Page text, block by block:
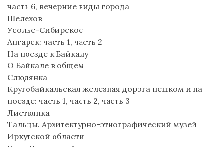
часть 6, вечерние виды города
Шелехов
Усолье-Сибирское
Ангарск: часть 1, часть 2
На поезде к Байкалу
О Байкале в общем
Слюдянка
Кругобайкальская железная дорога пешком и на
поезде: часть 1, часть 2, часть 3
Листвянка
Тальцы. Архитектурно-этнографический музей
Иркутской области